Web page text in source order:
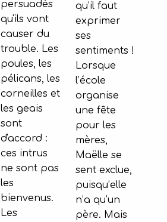
persuadés
qu'ils vont
causer du
trouble. Les
poules, les
pélicans, les
corneilles et
les geais
sont
d'accord :
ces intrus
ne sont pas
les
bienvenus.
Les
qu’il faut
exprimer
ses
sentiments !
Lorsque
l’école
organise
une fête
pour les
mères,
Maëlle se
sent exclue,
puisqu’elle
n’a qu’un
père. Mais